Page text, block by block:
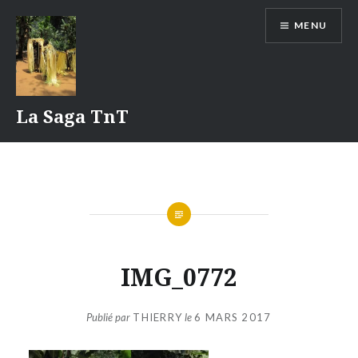
contenu
La Saga TnT
MENU
IMG_0772
Publié par THIERRYle6 MARS 2017